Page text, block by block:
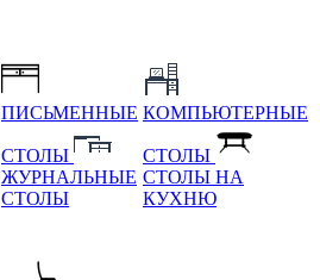
ПИСЬМЕННЫЕ
СТОЛЫ
ЖУРНАЛЬНЫЕ
СТОЛЫ
КОМПЬЮТЕРНЫЕ
СТОЛЫ
СТОЛЫ НА
КУХНЮ